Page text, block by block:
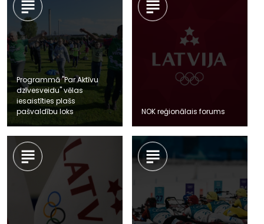
Programmā "Par Aktīvu
dzīvesveidu" vēlas
iesaistīties plašs
pašvaldību loks
NOK reģionālais forums